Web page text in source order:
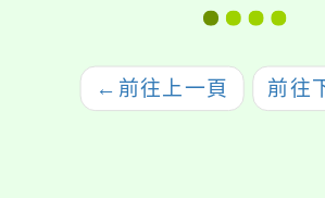
師資培訓工作坊
← 前往上一頁 前往